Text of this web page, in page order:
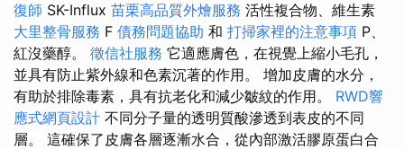
復師 SK-Influx 苗栗高品質外燴服務 活性複合物、維生素
大里整骨服務 F 債務問題協助 和 打掃家裡的注意事項 P、
紅沒藥醇。 徵信社服務 它適應膚色，在視覺上縮小毛孔，
並具有防止紫外線和色素沉著的作用。 增加皮膚的水分，
有助於排除毒素，具有抗老化和減少皺紋的作用。 RWD響
應式網頁設計 不同分子量的透明質酸滲透到表皮的不同
層。 這確保了皮膚各層逐漸水合，從內部激活膠原蛋白合